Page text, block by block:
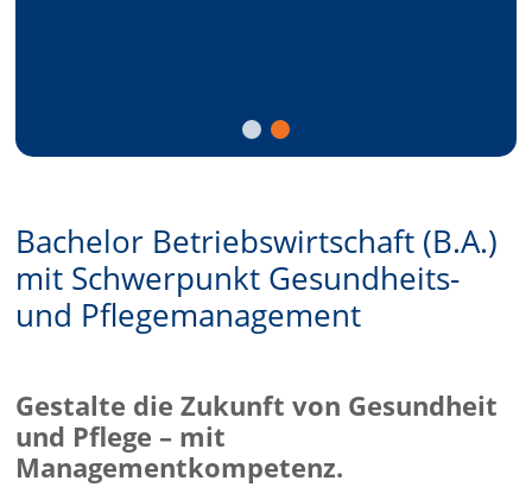
Bachelor Betriebswirtschaft (B.A.)
mit Schwerpunkt Gesundheits-
und Pflegemanagement
Gestalte die Zukunft von Gesundheit
und Pflege – mit
Managementkompetenz.